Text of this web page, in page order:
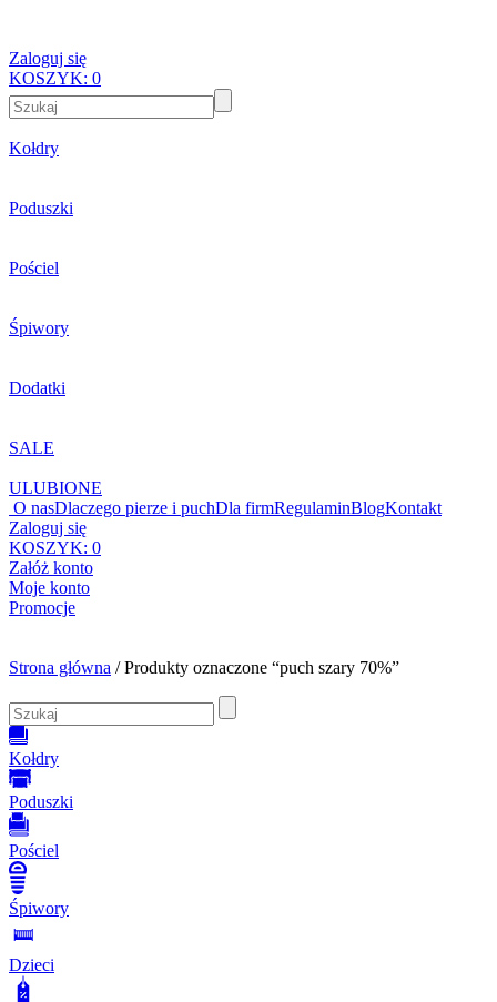
Zaloguj się
KOSZYK: 0
Kołdry
Poduszki
Pościel
Śpiwory
Dodatki
SALE
ULUBIONE
O nasDlaczego pierze i puchDla firmRegulaminBlogKontakt
Zaloguj się
KOSZYK: 0
Załóż konto
Moje konto
Promocje
Strona główna / Produkty oznaczone “puch szary 70%”
Kołdry
Poduszki
Pościel
Śpiwory
Dzieci